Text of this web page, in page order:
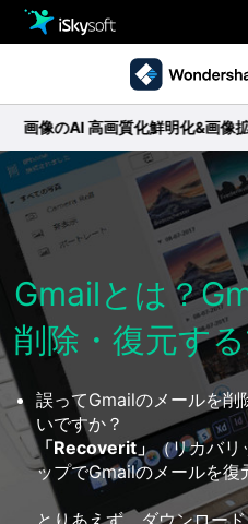
クリエイティビティ
製品活用事例
ストア
サポート
ダウンロード
Ver10.0新機能
製品ページ
操作ガイド
データ復元事例
パソコン復元
• Windowsデータ復元
• Macデータ復元
• クラッシュしたパソコンから復元
• ゴミ箱復元
外付けデバイス復元
• SDカード復元
動作環境
無料ダウンロード 今す
AI 高画質化鮮明化&画像拡大が
Gmailとは？
削除・復元す
誤ってGmailのメールを削
いですか？
「Recoverit」（リカバリ
ップでGmailのメールを復
とりあえず、ダウンロー